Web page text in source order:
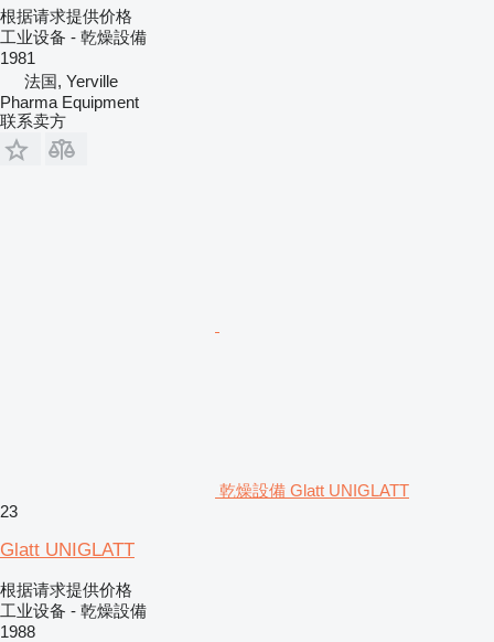
根据请求提供价格
工业设备 - 乾燥設備
1981
法国, Yerville
Pharma Equipment
联系卖方
乾燥設備 Glatt UNIGLATT
23
Glatt UNIGLATT
根据请求提供价格
工业设备 - 乾燥設備
1988